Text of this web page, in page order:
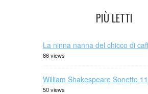
PIÙ LETTI
La ninna nanna del chicco di
86 views
William Shakespeare Sonetto
50 views